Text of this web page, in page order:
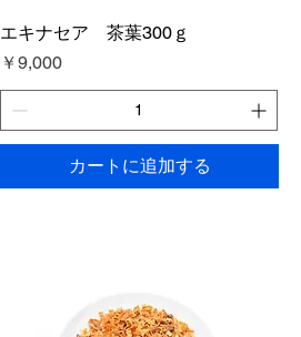
エキナセア 茶葉300ｇ
価格
￥9,000
カートに追加する